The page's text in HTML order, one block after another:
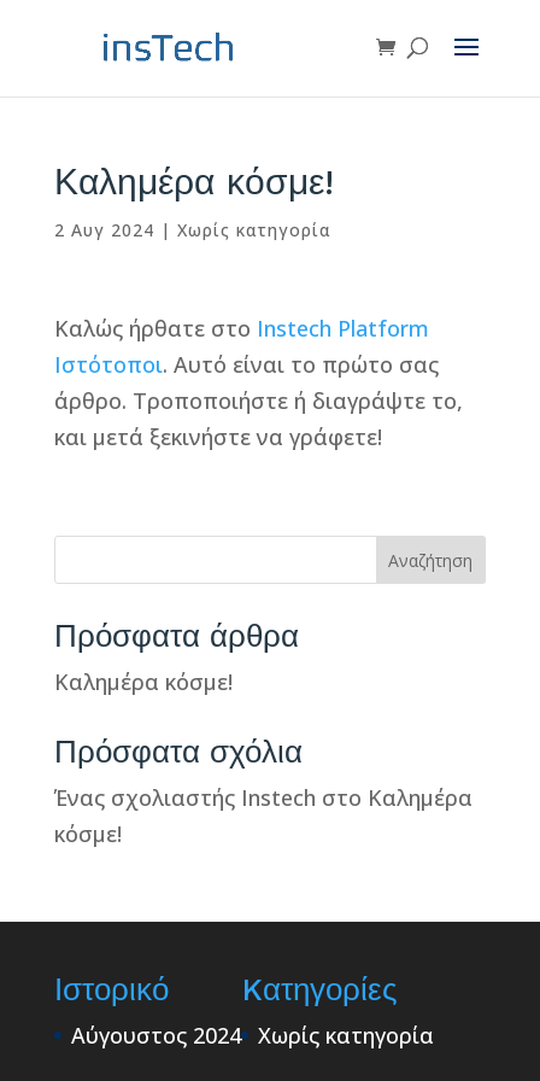
Καλημέρα κόσμε!
2 Αυγ 2024 | Χωρίς κατηγορία
Καλώς ήρθατε στο Instech Platform
Ιστότοποι. Αυτό είναι το πρώτο σας
άρθρο. Τροποποιήστε ή διαγράψτε το,
και μετά ξεκινήστε να γράφετε!
Αναζήτηση
Πρόσφατα άρθρα
Καλημέρα κόσμε!
Πρόσφατα σχόλια
Ένας σχολιαστής Instech στο Καλημέρα
κόσμε!
Ιστορικό
Αύγουστος 2024
Kατηγορίες
Χωρίς κατηγορία